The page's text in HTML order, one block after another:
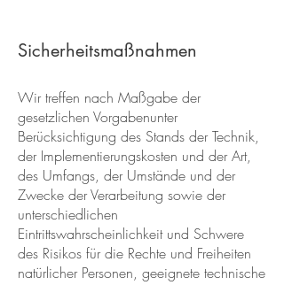
Sicherheitsmaßnahmen
Wir treffen nach Maßgabe der
gesetzlichen Vorgabenunter
Berücksichtigung des Stands der Technik,
der Implementierungskosten und der Art,
des Umfangs, der Umstände und der
Zwecke der Verarbeitung sowie der
unterschiedlichen
Eintrittswahrscheinlichkeit und Schwere
des Risikos für die Rechte und Freiheiten
natürlicher Personen, geeignete technische